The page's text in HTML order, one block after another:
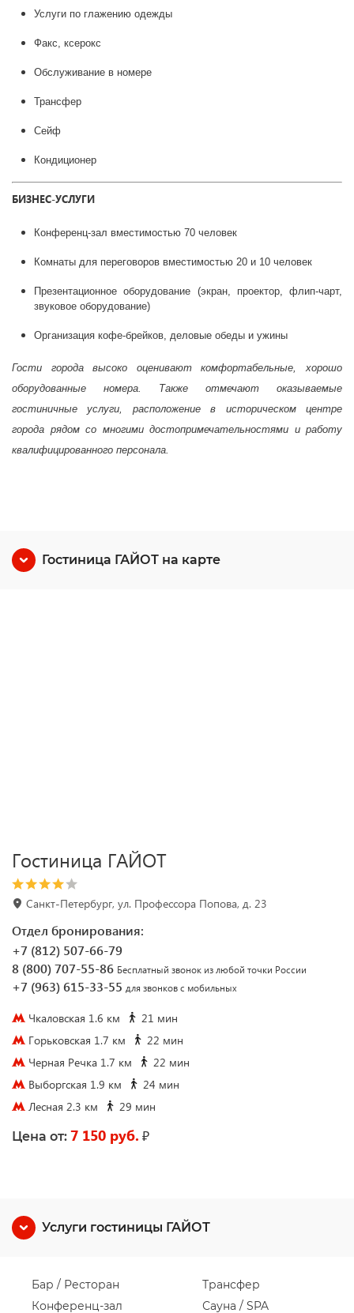
Услуги по глажению одежды
Факс, ксерокс
Обслуживание в номере
Трансфер
Сейф
Кондиционер
БИЗНЕС-УСЛУГИ
Конференц-зал вместимостью 70 человек
Комнаты для переговоров вместимостью 20 и 10 человек
Презентационное оборудование (экран, проектор, флип-чарт,
звуковое оборудование)
Организация кофе-брейков, деловые обеды и ужины
Гости города высоко оценивают комфортабельные, хорошо
оборудованные номера. Также отмечают оказываемые
гостиничные услуги, расположение в историческом центре
города рядом со многими достопримечательностями и работу
квалифицированного персонала.
Гостиница ГАЙОТ на карте
Гостиница ГАЙОТ
Санкт-Петербург, ул. Профессора Попова, д. 23
Отдел бронирования:
+7 (812) 507-66-79
8 (800) 707-55-86 Бесплатный звонок из любой точки России
+7 (963) 615-33-55 для звонков с мобильных
Чкаловская 1.6 км
21 мин
Горьковская 1.7 км
22 мин
Черная Речка 1.7 км
22 мин
Выборгская 1.9 км
24 мин
Лесная 2.3 км
29 мин
Цена от: 7 150 руб. ₽
Услуги гостиницы ГАЙОТ
Бар / Ресторан
Конференц-зал
Трансфер
Сауна / SPA